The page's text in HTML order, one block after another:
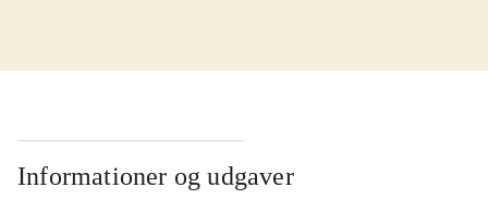
i 1987 budt på mange små og store
bygger i vidt omfang videre på Super
street fighter IV, som udkom i 2010.
Der er tilføjet nye, fede karakterer og
Informationer og udgaver